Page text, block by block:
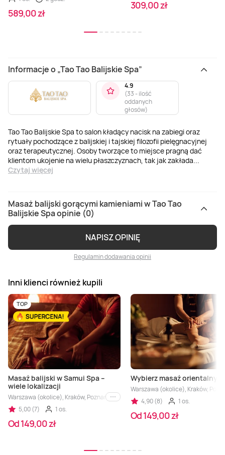
589,00 zł
309,00 zł
Informacje o „Tao Tao Balijskie Spa”
Tao Tao Balijskie Spa to salon kładący nacisk na zabiegi oraz
rytuały pochodzące z balijskiej i tajskiej filozofii pielęgnacyjnej
oraz terapeutycznej. Osoby tworzące to miejsce pragną dać
klientom ukojenie na wielu płaszczyznach, tak jak zakłada...
Czytaj więcej
4.9
(33 - ilość
oddanych
głosów)
Masaż balijski gorącymi kamieniami w Tao Tao
Balijskie Spa opinie (0)
NAPISZ OPINIĘ
Regulamin dodawania opinii
Inni klienci również kupili
TOP
Masaż balijski w Samui Spa –
wiele lokalizacji
Warszawa (okolice), Kraków, Poznań, Łódź, Gdańsk, Katowice
i inne
5,00 (7)
1 os.
Od 149,00 zł
Wybierz masaż orientalny
Warszawa (okolice), Kraków,
4,90 (8)
1 os.
Od 149,00 zł